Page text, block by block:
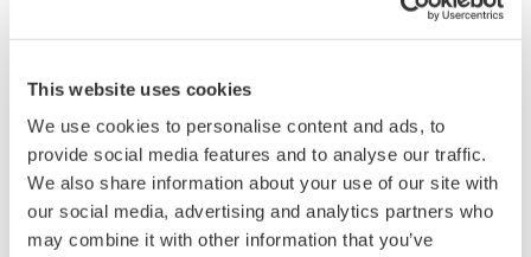
This website uses cookies
We use cookies to personalise content and ads, to
provide social media features and to analyse our traffic.
We also share information about your use of our site with
our social media, advertising and analytics partners who
may combine it with other information that you’ve